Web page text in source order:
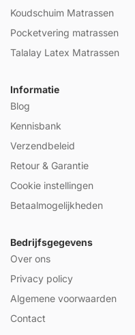
Koudschuim Matrassen
Pocketvering matrassen
Talalay Latex Matrassen
Informatie
Blog
Kennisbank
Verzendbeleid
Retour & Garantie
Cookie instellingen
Betaalmogelijkheden
Bedrijfsgegevens
Over ons
Privacy policy
Algemene voorwaarden
Contact